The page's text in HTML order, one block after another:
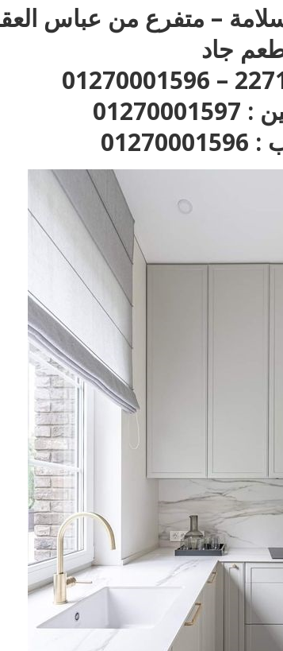
: 35 ش عزت سلامة – متفرع من عباس
جاد